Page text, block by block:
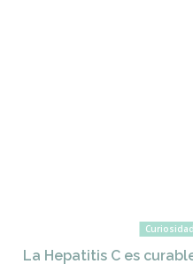
La Hepatitis C es